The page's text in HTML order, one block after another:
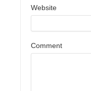
Website
Comment